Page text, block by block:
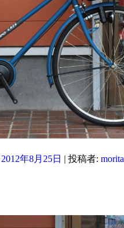
2012年8月25日 | 投稿者: morita